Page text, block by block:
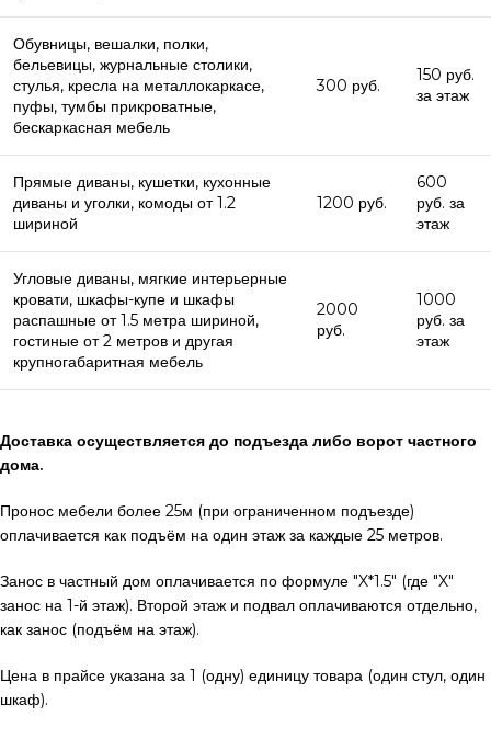
Обувницы, вешалки, полки,
бельевицы, журнальные столики,
стулья, кресла на металлокаркасе,
пуфы, тумбы прикроватные,
бескаркасная мебель
300 руб.
150 руб.
за этаж
Прямые диваны, кушетки, кухонные
диваны и уголки, комоды от 1.2
шириной
1200 руб.
600
руб. за
этаж
Угловые диваны, мягкие интерьерные
кровати, шкафы-купе и шкафы
распашные от 1.5 метра шириной,
гостиные от 2 метров и другая
крупногабаритная мебель
2000
руб.
1000
руб. за
этаж
Доставка осуществляется до подъезда либо ворот частного
дома.
Пронос мебели более 25м (при ограниченном подъезде)
оплачивается как подъём на один этаж за каждые 25 метров.
Занос в частный дом оплачивается по формуле "X*1.5" (где "X"
занос на 1-й этаж). Второй этаж и подвал оплачиваются отдельно,
как занос (подъём на этаж).
Цена в прайсе указана за 1 (одну) единицу товара (один стул, один
шкаф).